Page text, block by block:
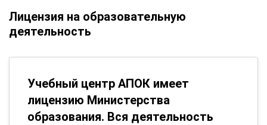
Лицензия на образовательную
деятельность
Учебный центр АПОК имеет
лицензию Министерства
образования. Вся деятельность